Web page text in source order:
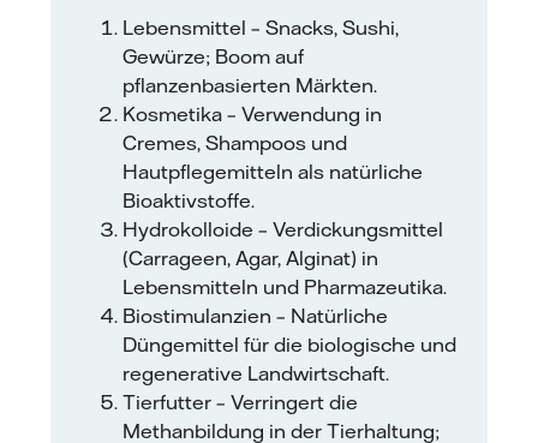
Lebensmittel – Snacks, Sushi,
Gewürze; Boom auf
pflanzenbasierten Märkten.
Kosmetika – Verwendung in
Cremes, Shampoos und
Hautpflegemitteln als natürliche
Bioaktivstoffe.
Hydrokolloide – Verdickungsmittel
(Carrageen, Agar, Alginat) in
Lebensmitteln und Pharmazeutika.
Biostimulanzien – Natürliche
Düngemittel für die biologische und
regenerative Landwirtschaft.
Tierfutter – Verringert die
Methanbildung in der Tierhaltung;